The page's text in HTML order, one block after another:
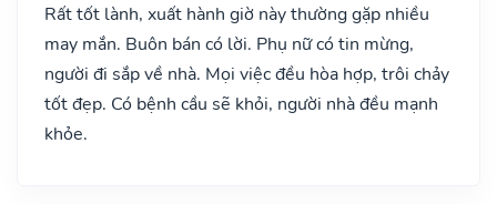
Rất tốt lành, xuất hành giờ này thường gặp nhiều
may mắn. Buôn bán có lời. Phụ nữ có tin mừng,
người đi sắp về nhà. Mọi việc đều hòa hợp, trôi chảy
tốt đẹp. Có bệnh cầu sẽ khỏi, người nhà đều mạnh
khỏe.